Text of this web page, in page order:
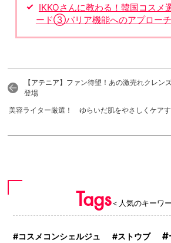
IKKOさんに教わる！韓国コスメ
ード③バリア機能へのアプローチ
【アテニア】ファン待望！あの激売れクレン
登場
美容ライター厳選！ ゆらいだ肌をやさしくケア
Tags＜人気のキーワ
コスメコンシェルジュ ストウブ